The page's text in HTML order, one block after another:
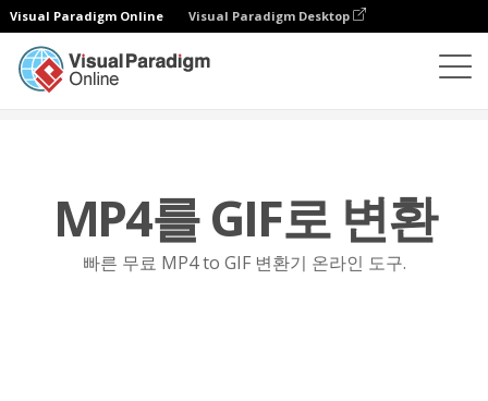
Visual Paradigm Online Visual Paradigm Desktop
MP4를 GIF로 변환
빠른 무료 MP4 to GIF 변환기 온라인 도구.